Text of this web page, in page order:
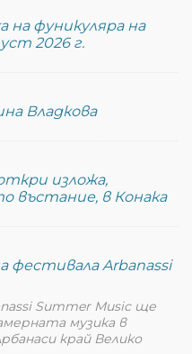
на фуникуляра на
2026 г.
Владкова
изложа,
въстание, в Конака
фестивала Arbanassi
Summer Music ще
музика в
край Велико